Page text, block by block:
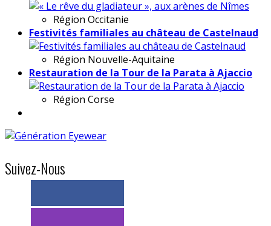
Région Occitanie
Festivités familiales au château de Castelnaud
Région Nouvelle-Aquitaine
Restauration de la Tour de la Parata à Ajaccio
Région Corse
Suivez-Nous
> 11k abonnés